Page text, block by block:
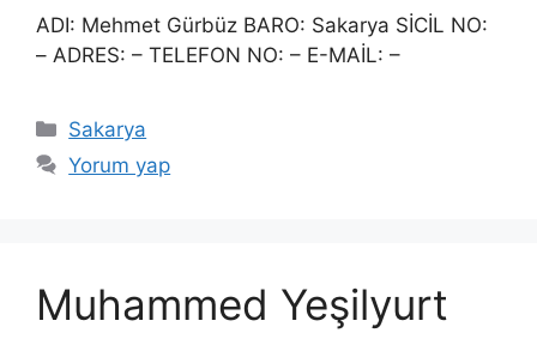
ADI: Mehmet Gürbüz BARO: Sakarya SİCİL NO:
– ADRES: – TELEFON NO: – E-MAİL: –
Kategoriler
Sakarya
Yorum yap
Muhammed Yeşilyurt